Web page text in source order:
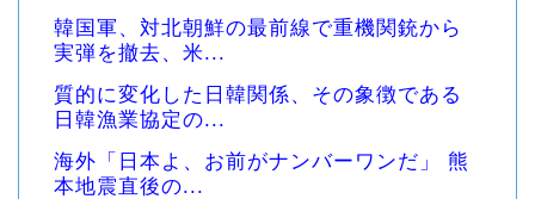
韓国軍、対北朝鮮の最前線で重機関銃から
実弾を撤去、米...
質的に変化した日韓関係、その象徴である
日韓漁業協定の...
海外「日本よ、お前がナンバーワンだ」 熊
本地震直後の...